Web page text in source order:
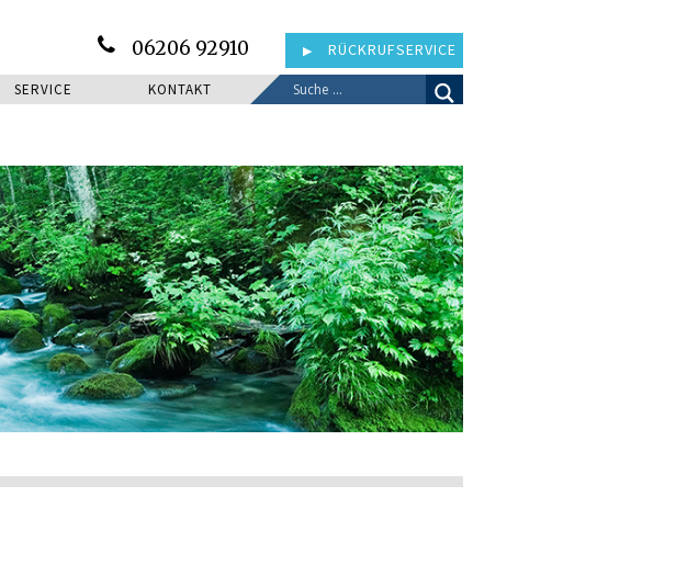
06206 92910 RÜCKRUFSERVICE
SERVICE KONTAKT